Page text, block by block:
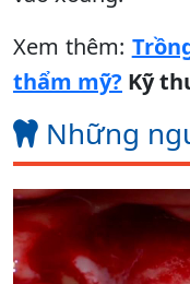
Xem thêm:
thẩm mỹ? Kỹ
Những